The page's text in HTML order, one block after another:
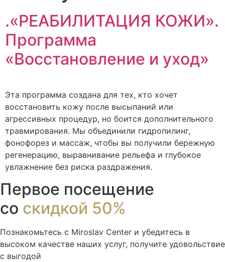
.«РЕАБИЛИТАЦИЯ КОЖИ».
Программа
«Восстановление и уход»
Эта программа создана для тех, кто хочет
восстановить кожу после высыпаний или
агрессивных процедур, но боится дополнительного
травмирования. Мы объединили гидропилинг,
фонофорез и массаж, чтобы вы получили бережную
регенерацию, выравнивание рельефа и глубокое
увлажнение без риска раздражения.
Первое посещение
со скидкой 50%
Познакомьтесь с Miroslav Сenter и убедитесь в
высоком качестве наших услуг, получите удовольствие
с выгодой